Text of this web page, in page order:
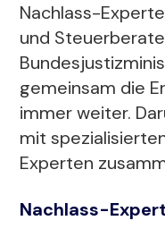
Nachlass-
und
gemeinsam die
immer weiter.
mit
Experten
Nachlass-